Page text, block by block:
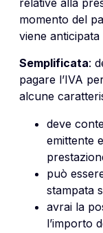
momento del
viene anticipata
Semplificata:
pagare l’IVA
alcune
deve
emittente
può
stampata
avrai la
l’importo